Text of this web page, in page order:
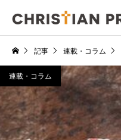
記事 連載・コラム
連載・コラム